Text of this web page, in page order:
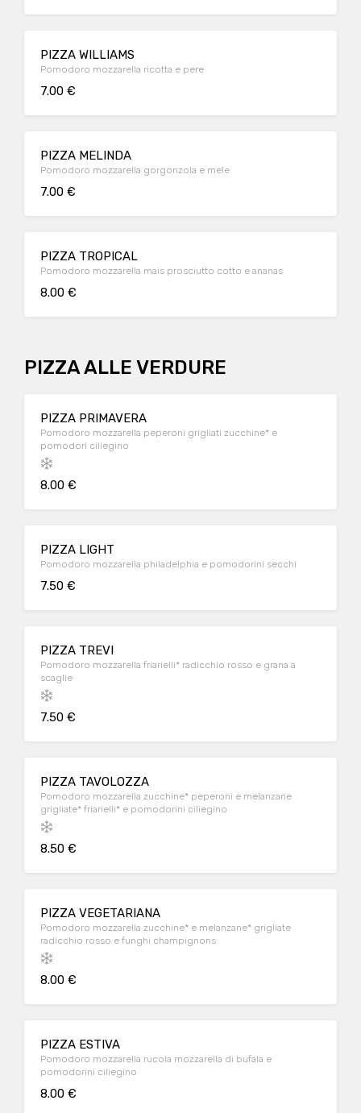
PIZZA WILLIAMS
Pomodoro mozzarella ricotta e pere
7.00 €
PIZZA MELINDA
Pomodoro mozzarella gorgonzola e mele
7.00 €
PIZZA TROPICAL
Pomodoro mozzarella mais prosciutto cotto e ananas
8.00 €
PIZZA ALLE VERDURE
PIZZA PRIMAVERA
Pomodoro mozzarella peperoni grigliati zucchine* e
pomodori ciliegino
8.00 €
PIZZA LIGHT
Pomodoro mozzarella philadelphia e pomodorini secchi
7.50 €
PIZZA TREVI
Pomodoro mozzarella friarielli* radicchio rosso e grana a
scaglie
7.50 €
PIZZA TAVOLOZZA
Pomodoro mozzarella zucchine* peperoni e melanzane
grigliate* friarielli* e pomodorini ciliegino
8.50 €
PIZZA VEGETARIANA
Pomodoro mozzarella zucchine* e melanzane* grigliate
radicchio rosso e funghi champignons
8.00 €
PIZZA ESTIVA
Pomodoro mozzarella rucola mozzarella di bufala e
pomodorini ciliegino
8.00 €